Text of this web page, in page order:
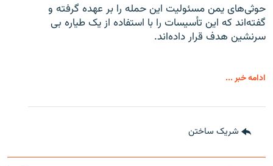
حوثی‌های یمن مسئولیت این حمله را بر عهده گرفته و
گفته‌اند که این تأسیسات را با استفاده از یک طیاره بی
سرنشین هدف قرار داده‌اند.
ادامه خبر ...
شریک ساختن